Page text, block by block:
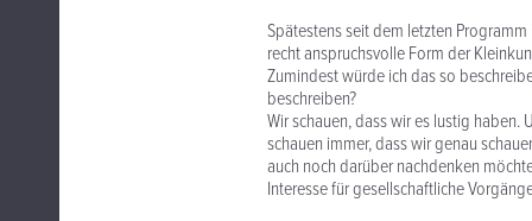
Spätestens seit dem letzten
recht anspruchsvolle Form der
Zumindest würde ich das so
beschreiben?
Wir schauen, dass wir es lustig
schauen immer, dass wir genau
auch noch darüber nachdenken
Interesse für gesellschaftliche